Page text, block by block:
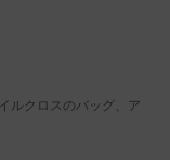
ルクロスのバッグ、ア